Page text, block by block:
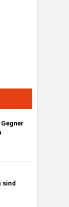
sind